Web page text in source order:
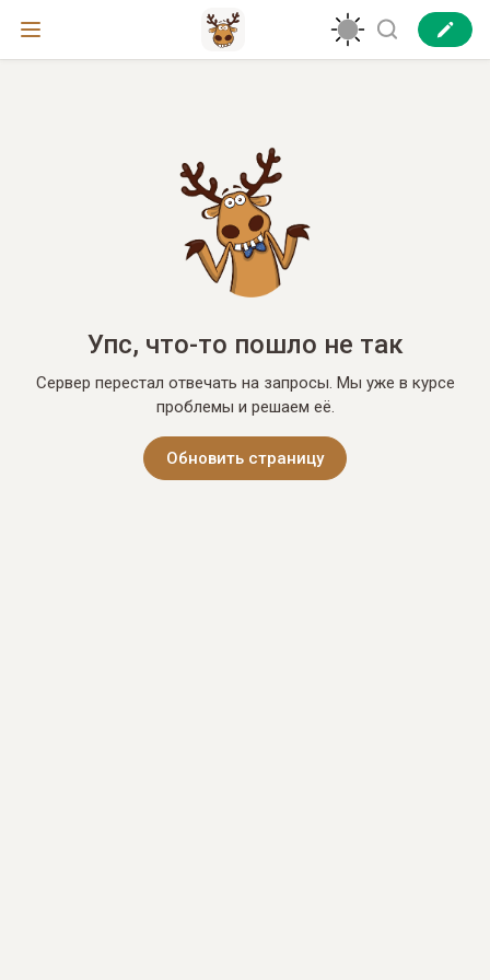
Упс, что-то пошло не так
Сервер перестал отвечать на запросы. Мы уже в курсе
проблемы и решаем её.
Обновить страницу